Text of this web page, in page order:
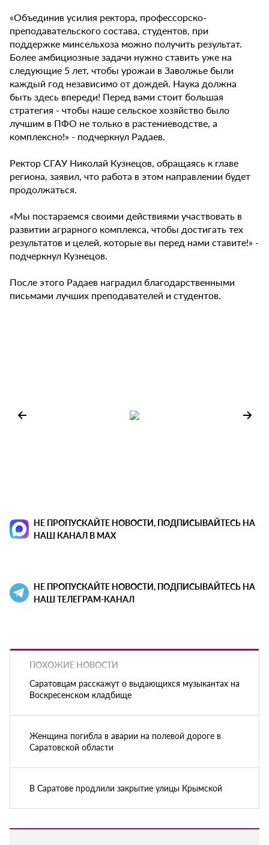
«Объединив усилия ректора, профессорско-
преподавательского состава, студентов, при
поддержке минсельхоза можно получить результат.
Более амбициозные задачи нужно ставить уже на
следующие 5 лет, чтобы урожаи в Заволжье были
каждый год независимо от дождей. Наука должна
быть здесь впереди! Перед вами стоит большая
стратегия - чтобы наше сельское хозяйство было
лучшим в ПФО не только в растениеводстве, а
комплексно!» - подчеркнул Радаев.
Ректор СГАУ Николай Кузнецов, обращаясь к главе
региона, заявил, что работа в этом направлении будет
продолжаться.
«Мы постараемся своими действиями участвовать в
развитии аграрного комплекса, чтобы достигать тех
результатов и целей, которые вы перед нами ставите!» -
подчеркнул Кузнецов.
После этого Радаев наградил благодарственными
письмами лучших преподавателей и студентов.
НЕ ПРОПУСКАЙТЕ НОВОСТИ, ПОДПИСЫВАЙТЕСЬ НА
НАШ КАНАЛ В MAX
НЕ ПРОПУСКАЙТЕ НОВОСТИ, ПОДПИСЫВАЙТЕСЬ НА
НАШ ТЕЛЕГРАМ-КАНАЛ
ПОХОЖИЕ НОВОСТИ
Саратовцам расскажут о выдающихся музыкантах на
Воскресенском кладбище
Женщина погибла в аварии на полевой дороге в
Саратовской области
В Саратове продлили закрытие улицы Крымской